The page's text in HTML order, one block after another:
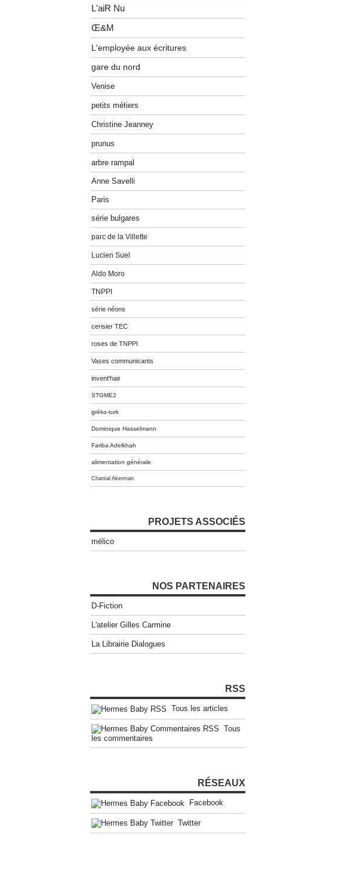
L'aiR Nu
Œ&M
L'employée aux écritures
gare du nord
Venise
petits métiers
Christine Jeanney
prunus
arbre rampal
Anne Savelli
Paris
série bulgares
parc de la Villette
Lucien Suel
Aldo Moro
TNPPI
série néons
cerisier TEC
roses de TNPPI
Vases communicants
invent'hair
STGME2
gréko-turk
Dominique Hasselmann
Fariba Adelkhah
alimentation générale
Chantal Akerman
PROJETS ASSOCIÉS
mélico
NOS PARTENAIRES
D-Fiction
L'atelier Gilles Carmine
La Librairie Dialogues
RSS
Tous les articles
Tous
les commentaires
RÉSEAUX
Facebook
Twitter